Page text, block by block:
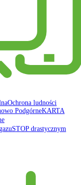
Ochrona ludności
KARTA
STOP drastycznym